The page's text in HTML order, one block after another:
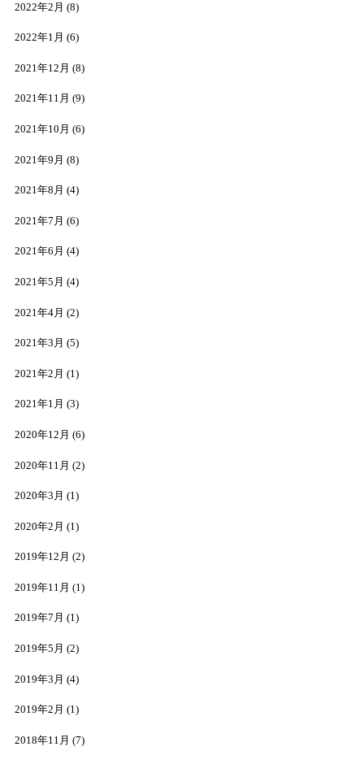
2022年2月 (8)
2022年1月 (6)
2021年12月 (8)
2021年11月 (9)
2021年10月 (6)
2021年9月 (8)
2021年8月 (4)
2021年7月 (6)
2021年6月 (4)
2021年5月 (4)
2021年4月 (2)
2021年3月 (5)
2021年2月 (1)
2021年1月 (3)
2020年12月 (6)
2020年11月 (2)
2020年3月 (1)
2020年2月 (1)
2019年12月 (2)
2019年11月 (1)
2019年7月 (1)
2019年5月 (2)
2019年3月 (4)
2019年2月 (1)
2018年11月 (7)